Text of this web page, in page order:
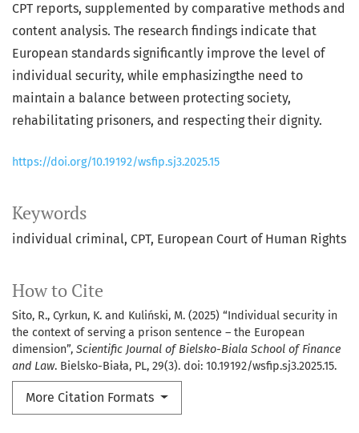
Keywords
individual criminal CPT European Court of Human Rights
How to Cite
Sito, R., Cyrkun, K. and Kuliński, M. (2025) “Individual security in
the context of serving a prison sentence – the European
dimension”, Scientific Journal of Bielsko-Biala School of Finance
and Law. Bielsko-Biała, PL, 29(3). doi: 10.19192/wsfip.sj3.2025.15.
More Citation Formats
CPT reports, supplemented by comparative methods and
content analysis. The research findings indicate that
European standards significantly improve the level of
individual security, while emphasizingthe need to
maintain a balance between protecting society,
rehabilitating prisoners, and respecting their dignity.
https://doi.org/10.19192/wsfip.sj3.2025.15